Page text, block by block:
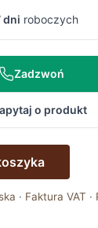
dni roboczych
Zadzwoń
o produkt
· Faktura VAT